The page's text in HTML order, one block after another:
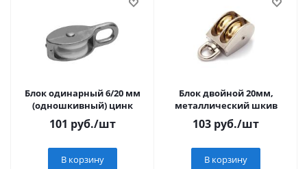
Блок одинарный 6/20 мм
(одношкивный) цинк
101 руб./шт
В корзину
Блок двойной 20мм,
металлический шкив
103 руб./шт
В корзину